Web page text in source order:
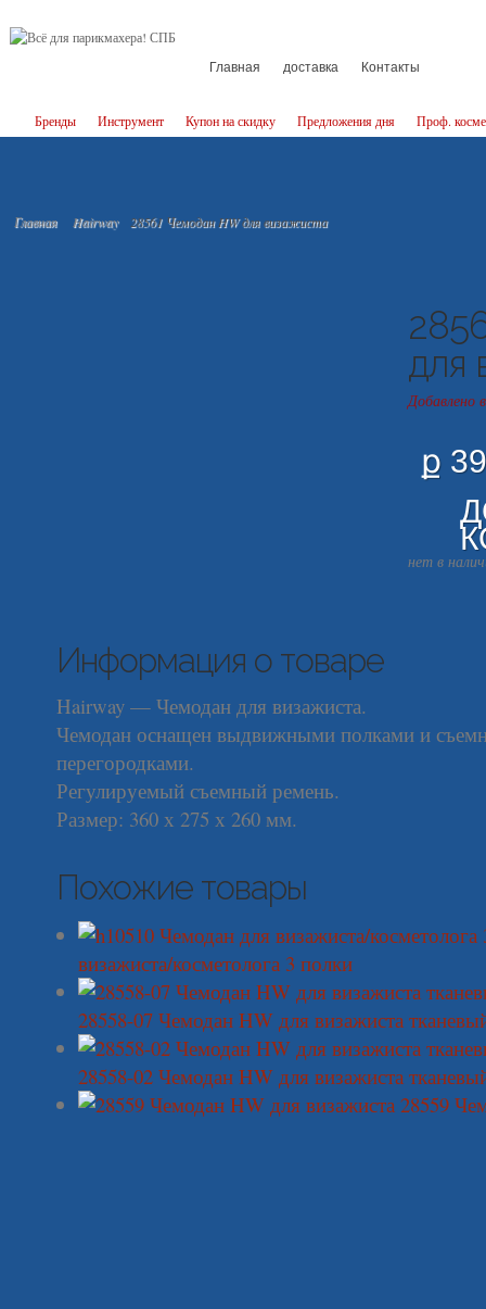
Главная доставка Контакты
Бренды Инструмент Купон на скидку Предложения дня Проф.
Главная Hairway 28561 Чемодан HW для визажиста
для
Добавлено
ք
нет в
Информация о товаре
Hairway — Чемодан для визажиста.
Чемодан оснащен выдвижными полками и
перегородками.
Регулируемый съемный ремень.
Размер: 360 х 275 х 260 мм.
Похожие товары
визажиста/косметолога 3 полки
28558-07 Чемодан HW для визажиста
28558-02 Чемодан HW для визажиста
28559